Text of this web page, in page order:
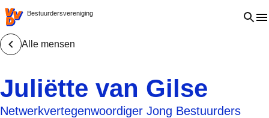
VVD.nl - Ga naar de homepage
Bestuurdersvereniging Open
Alle mensen
Juliëtte van Gilse
Netwerkvertegenwoordiger Jong Bestuurders